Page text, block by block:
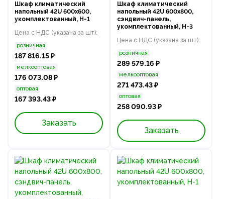
Шкаф климатический
напольный 42U 600х600,
укомплектованный, Н-1
Цена с НДС (указана за шт):
розничная
187 816.15 ₽
мелкооптовая
176 073.08 ₽
оптовая
167 393.43 ₽
Заказать
Шкаф климатический
напольный 42U 600х800,
сэндвич-панель,
укомплектованный, Н-3
Цена с НДС (указана за шт):
розничная
289 579.16 ₽
мелкооптовая
271 473.43 ₽
оптовая
258 090.93 ₽
Заказать